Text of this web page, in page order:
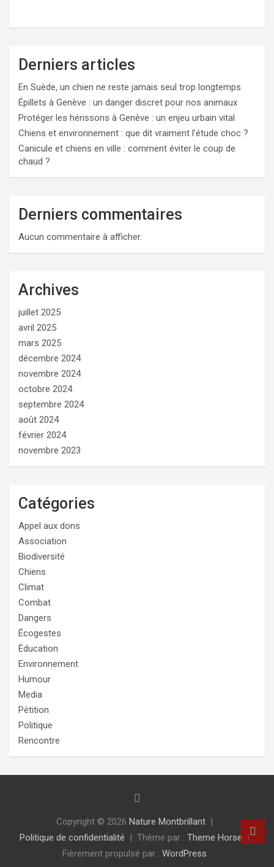
Derniers articles
En Suède, un chien ne reste jamais seul trop longtemps
Épillets à Genève : un danger discret pour nos animaux
Protéger les hérissons à Genève : un enjeu urbain vital
Chiens et environnement : que dit vraiment l’étude choc ?
Canicule et chiens en ville : comment éviter le coup de
chaud ?
Derniers commentaires
Aucun commentaire à afficher.
Archives
juillet 2025
avril 2025
mars 2025
décembre 2024
novembre 2024
octobre 2024
septembre 2024
août 2024
février 2024
novembre 2023
Catégories
Appel aux dons
Association
Biodiversité
Chiens
Climat
Combat
Dangers
Écogestes
Éducation
Environnement
Humour
Media
Pétition
Politique
Rencontre
Copyright © 2026 Nature Montbrillant
Politique de confidentialité
Thème par : Theme Horse
Fièrement propulsé par : WordPress